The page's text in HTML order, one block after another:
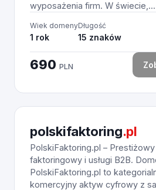
wyposażenia firm. W świecie,...
Wiek domeny
1 rok
Długość
15 znaków
690 PLN
polskifaktoring.pl
PolskiFaktoring.pl –
faktoringowy i usługi B2B.
PolskiFaktoring.pl to
komercyjny aktyw cyfrowy z